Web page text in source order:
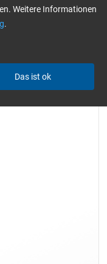
Weitere Informationen
.
Das ist ok